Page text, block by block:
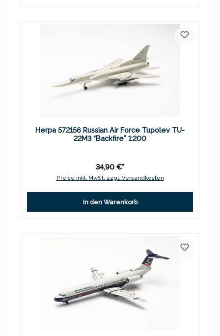
Herpa 572156 Russian Air Force Tupolev TU-
22M3 “Backfire” 1:200
34,90 €*
Preise inkl. MwSt. zzgl. Versandkosten
In den Warenkorb